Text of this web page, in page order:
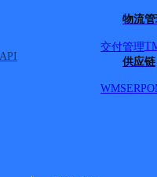
物流
交付管理
供应链
WMSERP
码
地址
兴县城区